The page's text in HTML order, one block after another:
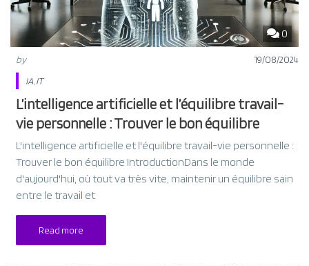
0
by
19/08/2024
IA IT
L’intelligence artificielle et l’équilibre travail-
vie personnelle : Trouver le bon équilibre
L'intelligence artificielle et l'équilibre travail-vie personnelle :
Trouver le bon équilibre IntroductionDans le monde
d'aujourd'hui, où tout va très vite, maintenir un équilibre sain
entre le travail et
Read more